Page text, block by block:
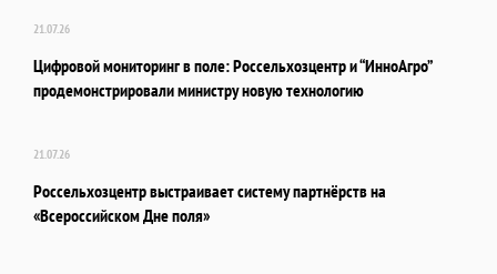
21.07.26
Цифровой мониторинг в поле: Россельхозцентр и “ИнноАгро”
продемонстрировали министру новую технологию
21.07.26
Россельхозцентр выстраивает систему партнёрств на
«Всероссийском Дне поля»